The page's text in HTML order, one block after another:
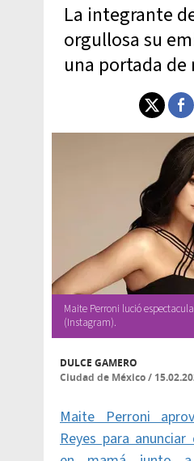
La integrante
orgullosa su
una portada de
Maite Perroni lució
(Instagram).
DULCE GAMERO
Ciudad de México/
Maite Perroni
Reyes para